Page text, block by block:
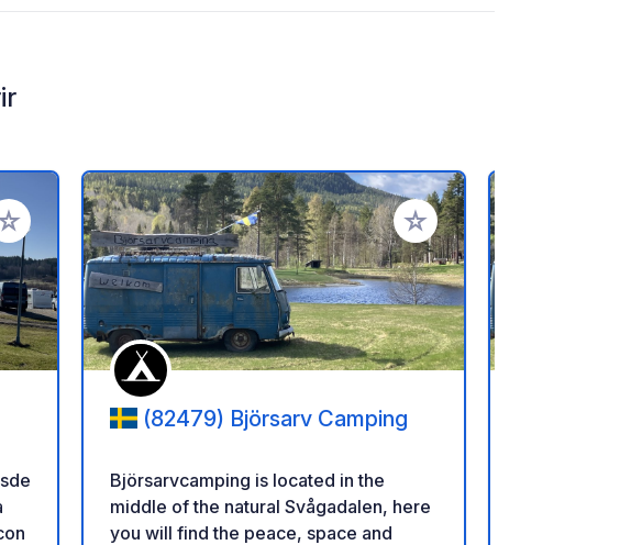
a tus favoritos Añadir a tus favoritos
(82479) Björsarv Camping
Björsarvcamping is located in the
middle of the natural Svågadalen, here
you will find the peace, space and